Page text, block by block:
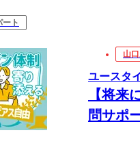
ート
山
ユースタ
【将来
問サポ